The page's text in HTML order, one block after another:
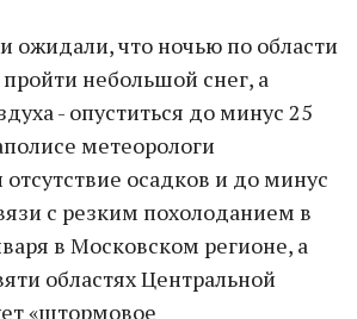
ожидали, что ночью по области
небольшой снег, а
- опуститься до минус 25
метеорологи
осадков и до минус
с резким похолоданием в
в Московском регионе, а
областях Центральной
«штормовое